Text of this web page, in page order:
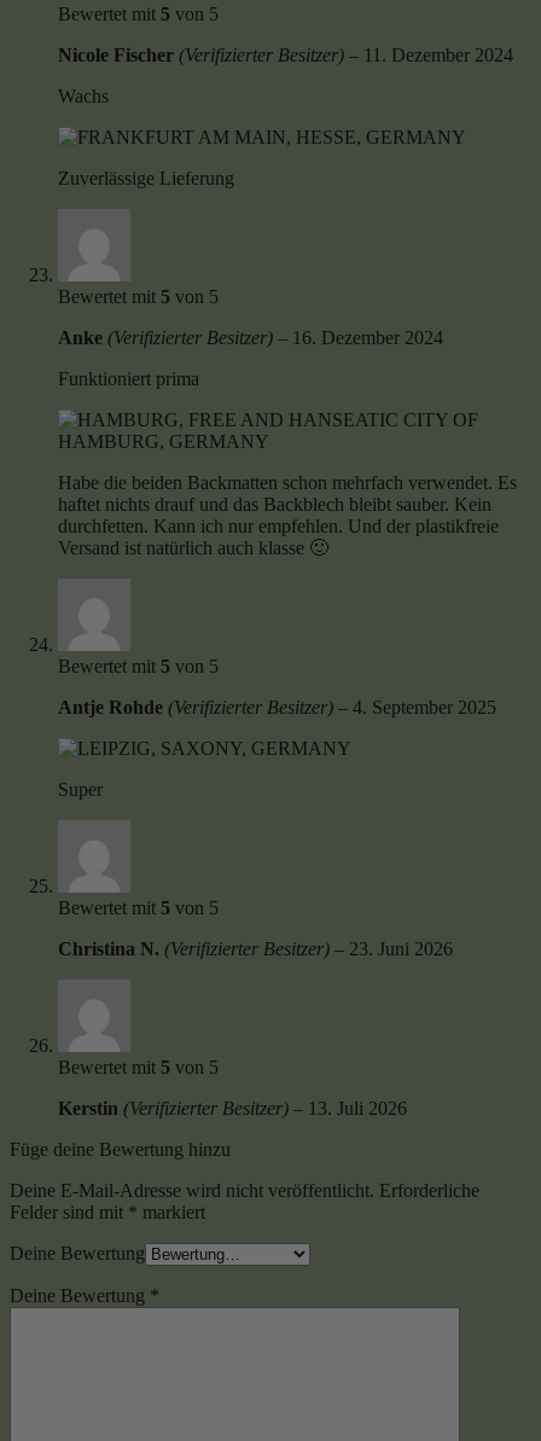
Bewertet mit 5 von 5
Nicole Fischer (Verifizierter Besitzer) – 11. Dezember 2024
Wachs
Zuverlässige Lieferung
Bewertet mit 5 von 5
Anke (Verifizierter Besitzer) – 16. Dezember 2024
Funktioniert prima
Habe die beiden Backmatten schon mehrfach verwendet. Es
haftet nichts drauf und das Backblech bleibt sauber. Kein
durchfetten. Kann ich nur empfehlen. Und der plastikfreie
Versand ist natürlich auch klasse 🙂
Bewertet mit 5 von 5
Antje Rohde (Verifizierter Besitzer) – 4. September 2025
Super
Bewertet mit 5 von 5
Christina N. (Verifizierter Besitzer) – 23. Juni 2026
Bewertet mit 5 von 5
Kerstin (Verifizierter Besitzer) – 13. Juli 2026
Füge deine Bewertung hinzu
Deine E-Mail-Adresse wird nicht veröffentlicht. Erforderliche
Felder sind mit * markiert
Deine Bewertung
Deine Bewertung *